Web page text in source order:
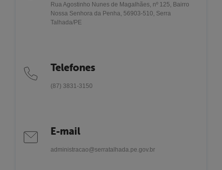
Rua Agostinho Nunes de Magalhães, nº 125, Bairro
Nossa Senhora da Penha, 56903-510, Serra
Talhada/PE
Telefones
(87) 3831-3150
E-mail
administracao@serratalhada.pe.gov.br